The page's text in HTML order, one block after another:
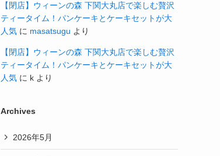
【閉店】ウィーンの森 下関大丸店で楽しむ贅沢
ティータイム！パンケーキとケーキセットが大
人気 に masatsugu より
【閉店】ウィーンの森 下関大丸店で楽しむ贅沢
ティータイム！パンケーキとケーキセットが大
人気 に k より
Archives
2026年5月